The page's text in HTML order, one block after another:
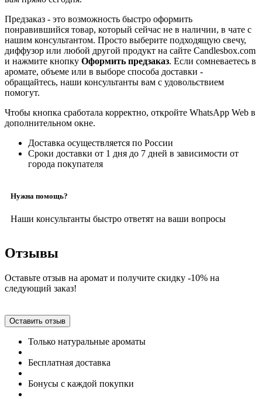
Предзаказ - это возможность быстро оформить
понравившийся товар, который сейчас не в наличии, в чате с
нашим консультантом. Просто выберите подходящую свечу,
диффузор или любой другой продукт на сайте Candlesbox.com
и нажмите кнопку Оформить предзаказ. Если сомневаетесь в
аромате, объеме или в выборе способа доставки -
обращайтесь, наши консультанты вам с удовольствием
помогут.
Чтобы кнопка сработала корректно, откройте WhatsApp Web в
дополнительном окне.
Доставка осуществляется по России
Сроки доставки от 1 дня до 7 дней в зависимости от
города покупателя
Нужна помощь?
Наши консультанты быстро ответят на ваши вопросы
Отзывы
Оставьте отзыв на аромат и получите скидку -10% на
следующий заказ!
Оставить отзыв
Только натуральные ароматы
Бесплатная доставка
Бонусы с каждой покупки